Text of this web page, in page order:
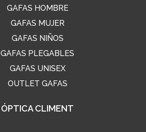
GAFAS HOMBRE
GAFAS MUJER
GAFAS NIÑOS
GAFAS PLEGABLES
GAFAS UNISEX
OUTLET GAFAS
ÓPTICA CLIMENT